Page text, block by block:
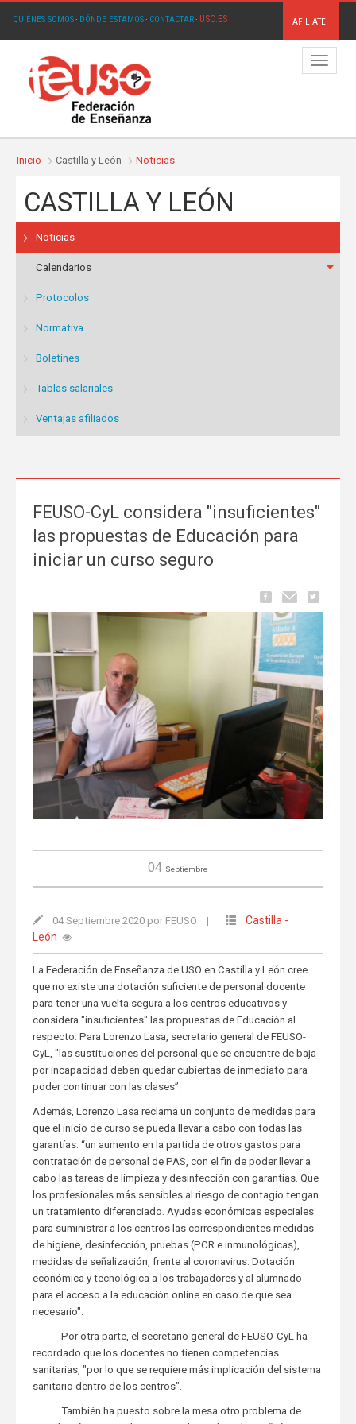
QUIÉNES SOMOS· DÓNDE ESTAMOS· CONTACTAR· USO.ES AFÍLIATE
Menú
Inicio Castilla y León Noticias
CASTILLA Y LEÓN
Noticias
Calendarios
Protocolos
Normativa
Boletines
Tablas salariales
Ventajas afiliados
FEUSO-CyL considera "insuficientes"
las propuestas de Educación para
iniciar un curso seguro
04 Septiembre
04 Septiembre 2020 por FEUSO |
Castilla -
León
La Federación de Enseñanza de USO en Castilla y León cree
que no existe una dotación suficiente de personal docente
para tener una vuelta segura a los centros educativos y
considera "insuficientes" las propuestas de Educación al
respecto. Para Lorenzo Lasa, secretario general de FEUSO-
CyL, "las sustituciones del personal que se encuentre de baja
por incapacidad deben quedar cubiertas de inmediato para
poder continuar con las clases”.
Además, Lorenzo Lasa reclama un conjunto de medidas para
que el inicio de curso se pueda llevar a cabo con todas las
garantías: “un aumento en la partida de otros gastos para
contratación de personal de PAS, con el fin de poder llevar a
cabo las tareas de limpieza y desinfección con garantías. Que
los profesionales más sensibles al riesgo de contagio tengan
un tratamiento diferenciado. Ayudas económicas especiales
para suministrar a los centros las correspondientes medidas
de higiene, desinfección, pruebas (PCR e inmunológicas),
medidas de señalización, frente al coronavirus. Dotación
económica y tecnológica a los trabajadores y al alumnado
para el acceso a la educación online en caso de que sea
necesario".
Por otra parte, el secretario general de FEUSO-CyL ha
recordado que los docentes no tienen competencias
sanitarias, "por lo que se requiere más implicación del sistema
sanitario dentro de los centros".
También ha puesto sobre la mesa otro problema de